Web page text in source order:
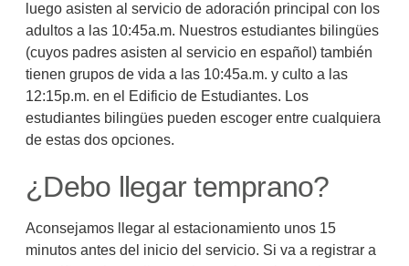
luego asisten al servicio de adoración principal con los
adultos a las 10:45a.m. Nuestros estudiantes bilingües
(cuyos padres asisten al servicio en español) también
tienen grupos de vida a las 10:45a.m. y culto a las
12:15p.m. en el Edificio de Estudiantes. Los
estudiantes bilingües pueden escoger entre cualquiera
de estas dos opciones.
¿Debo llegar temprano?
Aconsejamos llegar al estacionamiento unos 15
minutos antes del inicio del servicio. Si va a registrar a